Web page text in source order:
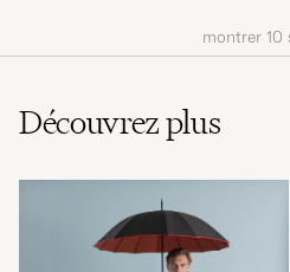
montrer 10
Découvrez plus